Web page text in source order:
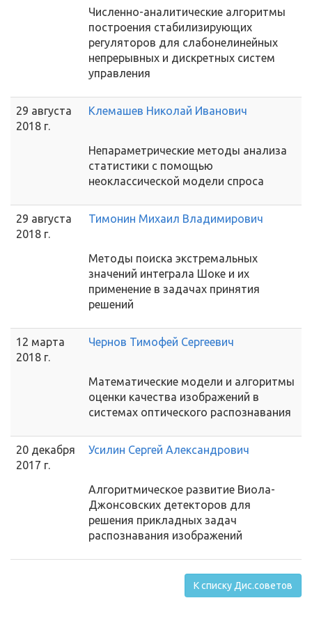
Численно-аналитические алгоритмы
построения стабилизирующих
регуляторов для слабонелинейных
непрерывных и дискретных систем
управления
29 августа
2018 г.
Клемашев Николай Иванович
Непараметрические методы анализа
статистики с помощью
неоклассической модели спроса
29 августа
2018 г.
Тимонин Михаил Владимирович
Методы поиска экстремальных
значений интеграла Шоке и их
применение в задачах принятия
решений
12 марта
2018 г.
Чернов Тимофей Сергеевич
Математические модели и алгоритмы
оценки качества изображений в
системах оптического распознавания
20 декабря
2017 г.
Усилин Сергей Александрович
Алгоритмическое развитие Виола-
Джонсовских детекторов для
решения прикладных задач
распознавания изображений
К списку Дис.советов